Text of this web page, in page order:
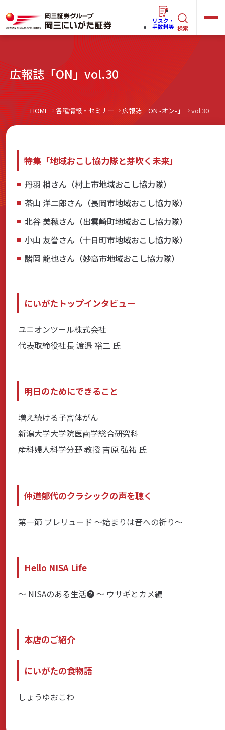
ー
ワ
ー
ド
す
らくらくネット情報便
岡三にいがたと始める
商品・サービス
採用情報
よくあるご質問はこちら
問い合わせフォーム
0120-03-4649
受付時間：9:00～17:00（土・日・祝日を除く）
リスク・
手数料等 検索
キ
ー
ド
で
探
広報誌「ON」vol.30
HOME 各種情報・セミナー 広報誌「ON -オン-」 vol.30
特集「地域おこし協力隊と芽吹く未来」
丹羽 梢さん（村上市地域おこし協力隊）
茶山 洋二郎さん（長岡市地域おこし協力隊）
北谷 美穂さん（出雲崎町地域おこし協力隊）
小山 友誉さん（十日町市地域おこし協力隊）
諸岡 龍也さん（妙高市地域おこし協力隊）
にいがたトップインタビュー
ユニオンツール株式会社
代表取締役社長 渡邉 裕二 氏
明日のためにできること
増え続ける子宮体がん
新潟大学大学院医歯学総合研究科
産科婦人科学分野 教授 吉原 弘祐 氏
仲道郁代のクラシックの声を聴く
第一節 プレリュード 〜始まりは音への祈り〜
Hello NISA Life
〜 NISAのある生活❷ 〜 ウサギとカメ編
本店のご紹介
にいがたの食物語
しょうゆおこわ